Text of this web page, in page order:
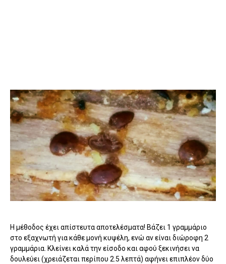
Η μέθοδος έχει απίστευτα αποτελέσματα! Βάζει 1 γραμμάριο
στο εξαχνωτή για κάθε μονή κυψέλη, ενώ αν είναι διώροφη 2
γραμμάρια. Κλείνει καλά την είσοδο και αφού ξεκινήσει να
δουλεύει (χρειάζεται περίπου 2.5 λεπτά) αφήνει επιπλέον δύο